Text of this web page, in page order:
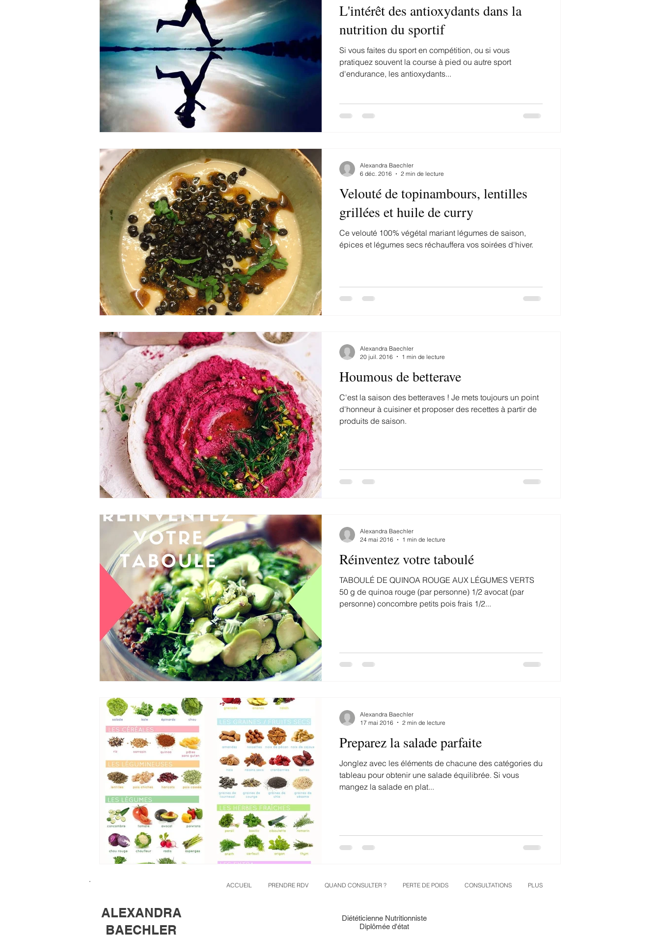
L'intérêt des antioxydants dans la
nutrition du sportif
Si vous faites du sport en compétition, ou si vous
pratiquez souvent la course à pied ou autre sport
d'endurance, les antioxydants...
Velouté de topinambours, lentilles
grillées et huile de curry
Ce velouté 100% végétal mariant légumes de saison,
épices et légumes secs réchauffera vos soirées d'hiver.
Alexandra Baechler
6 déc. 2016
2 min de lecture
Houmous de betterave
C'est la saison des betteraves ! Je mets toujours un point
d'honneur à cuisiner et proposer des recettes à partir de
produits de saison.
Alexandra Baechler
20 juil. 2016
1 min de lecture
Réinventez votre taboulé
TABOULÉ DE QUINOA ROUGE AUX LÉGUMES VERTS
50 g de quinoa rouge (par personne) 1/2 avocat (par
personne) concombre petits pois frais 1/2...
Alexandra Baechler
24 mai 2016
1 min de lecture
Preparez la salade parfaite
Jonglez avec les éléments de chacune des catégories du
tableau pour obtenir une salade équilibrée. Si vous
mangez la salade en plat...
Alexandra Baechler
17 mai 2016
2 min de lecture
ALEXANDRA
BAECHLER
ACCUEIL PRENDRE RDV QUAND CONSULTER ? PERTE DE POIDS CONSULTATIONS PLUS
Diététicienne Nutritionniste
Diplômée d'état